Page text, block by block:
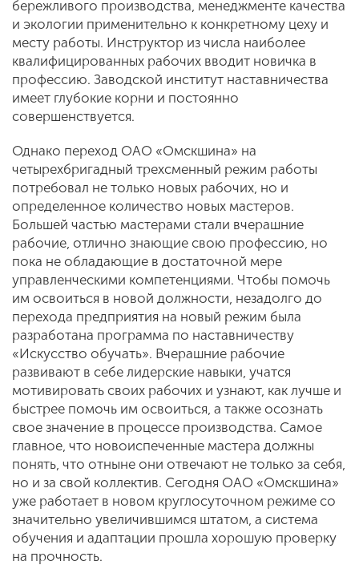
бережливого производства, менеджменте качества
и экологии применительно к конкретному цеху и
месту работы. Инструктор из числа наиболее
квалифицированных рабочих вводит новичка в
профессию. Заводской институт наставничества
имеет глубокие корни и постоянно
совершенствуется.
Однако переход ОАО «Омскшина» на
четырехбригадный трехсменный режим работы
потребовал не только новых рабочих, но и
определенное количество новых мастеров.
Большей частью мастерами стали вчерашние
рабочие, отлично знающие свою профессию, но
пока не обладающие в достаточной мере
управленческими компетенциями. Чтобы помочь
им освоиться в новой должности, незадолго до
перехода предприятия на новый режим была
разработана программа по наставничеству
«Искусство обучать». Вчерашние рабочие
развивают в себе лидерские навыки, учатся
мотивировать своих рабочих и узнают, как лучше и
быстрее помочь им освоиться, а также осознать
свое значение в процессе производства. Самое
главное, что новоиспеченные мастера должны
понять, что отныне они отвечают не только за себя,
но и за свой коллектив. Сегодня ОАО «Омскшина»
уже работает в новом круглосуточном режиме со
значительно увеличившимся штатом, а система
обучения и адаптации прошла хорошую проверку
на прочность.